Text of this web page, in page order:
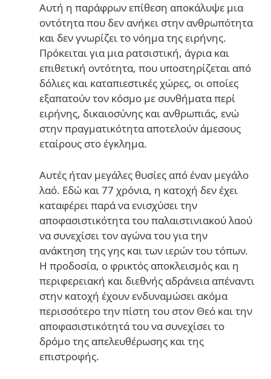
Αυτή η παράφρων επίθεση αποκάλυψε μια
οντότητα που δεν ανήκει στην ανθρωπότητα
και δεν γνωρίζει το νόημα της ειρήνης.
Πρόκειται για μια ρατσιστική, άγρια και
επιθετική οντότητα, που υποστηρίζεται από
δόλιες και καταπιεστικές χώρες, οι οποίες
εξαπατούν τον κόσμο με συνθήματα περί
ειρήνης, δικαιοσύνης και ανθρωπιάς, ενώ
στην πραγματικότητα αποτελούν άμεσους
εταίρους στο έγκλημα.
Αυτές ήταν μεγάλες θυσίες από έναν μεγάλο
λαό. Εδώ και 77 χρόνια, η κατοχή δεν έχει
καταφέρει παρά να ενισχύσει την
αποφασιστικότητα του παλαιστινιακού λαού
να συνεχίσει τον αγώνα του για την
ανάκτηση της γης και των ιερών του τόπων.
Η προδοσία, ο φρικτός αποκλεισμός και η
περιφερειακή και διεθνής αδράνεια απέναντι
στην κατοχή έχουν ενδυναμώσει ακόμα
περισσότερο την πίστη του στον Θεό και την
αποφασιστικότητά του να συνεχίσει το
δρόμο της απελευθέρωσης και της
επιστροφής.